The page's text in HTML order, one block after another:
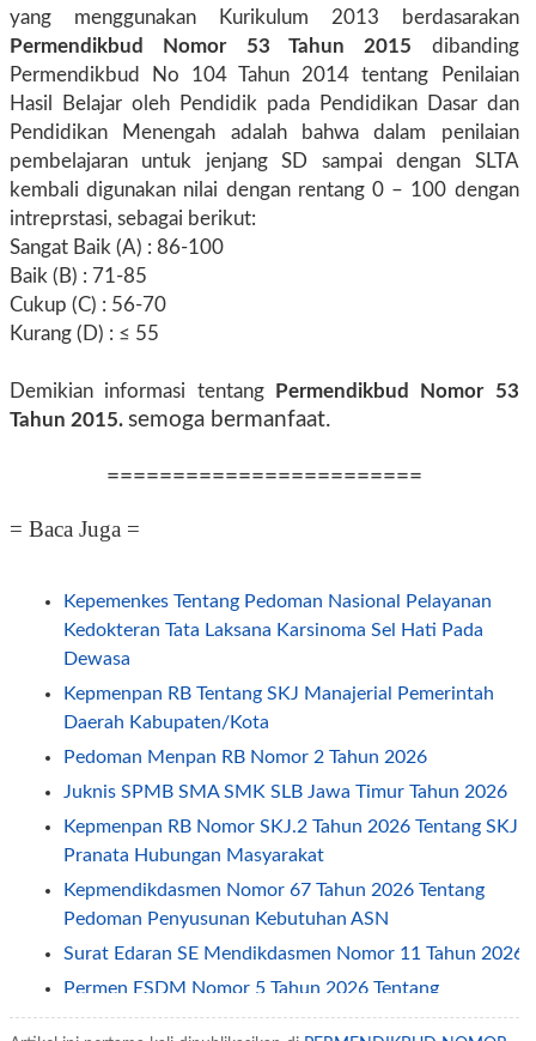
yang menggunakan Kurikulum 2013 berdasarakan
Permendikbud Nomor 53 Tahun 2015 dibanding
Permendikbud No 104 Tahun 2014 tentang Penilaian
Hasil Belajar oleh Pendidik pada Pendidikan Dasar dan
Pendidikan Menengah adalah bahwa dalam penilaian
pembelajaran untuk jenjang SD sampai dengan SLTA
kembali digunakan nilai dengan rentang 0 – 100 dengan
intreprstasi, sebagai berikut:
Sangat Baik (A) : 86-100
Baik (B) : 71-85
Cukup (C) : 56-70
Kurang (D) : ≤ 55
Demikian informasi tentang
Permendikbud Nomor 53
Tahun 2015. semoga bermanfaat.
========================
= Baca Juga =
Kepemenkes Tentang Pedoman Nasional Pelayanan
Kedokteran Tata Laksana Karsinoma Sel Hati Pada
Dewasa
Kepmenpan RB Tentang SKJ Manajerial Pemerintah
Daerah Kabupaten/Kota
Pedoman Menpan RB Nomor 2 Tahun 2026
Juknis SPMB SMA SMK SLB Jawa Timur Tahun 2026
Kepmenpan RB Nomor SKJ.2 Tahun 2026 Tentang SKJ
Pranata Hubungan Masyarakat
Kepmendikdasmen Nomor 67 Tahun 2026 Tentang
Pedoman Penyusunan Kebutuhan ASN
Surat Edaran SE Mendikdasmen Nomor 11 Tahun 2026
Permen ESDM Nomor 5 Tahun 2026 Tentang
Pemberian Tunjangan Kinerja Pegawai